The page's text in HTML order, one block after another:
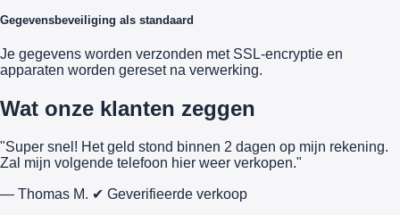
Gegevensbeveiliging als standaard
Je gegevens worden verzonden met SSL-encryptie en
apparaten worden gereset na verwerking.
Wat onze klanten zeggen
"Super snel! Het geld stond binnen 2 dagen op mijn rekening.
Zal mijn volgende telefoon hier weer verkopen."
— Thomas M. ✔ Geverifieerde verkoop